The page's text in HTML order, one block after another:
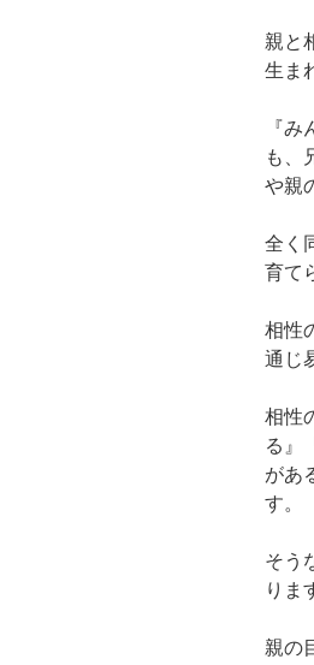
親と
生ま
『
も、
や親
全く
育て
相性
通じ
相性
る』
があ
す。
そう
りま
親の